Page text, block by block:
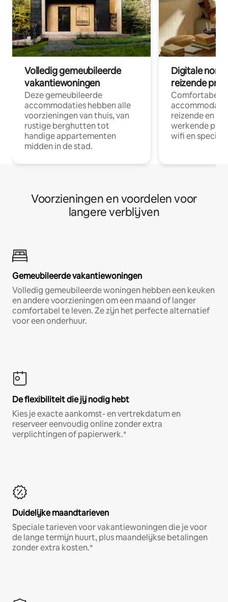
Volledig gemeubileerde
vakantiewoningen
Deze gemeubileerde
accommodaties hebben alle
voorzieningen van thuis, van
rustige berghutten tot
handige appartementen
midden in de stad.
Digitale
reizende
Comfortabele
reizende en
werkende
wifi en
Voorzieningen en voordelen voor
langere verblijven
Gemeubileerde vakantiewoningen
Volledig gemeubileerde woningen hebben een keuken
en andere voorzieningen om een maand of langer
comfortabel te leven. Ze zijn het perfecte alternatief
voor een onderhuur.
De flexibiliteit die jij nodig hebt
Kies je exacte aankomst- en vertrekdatum en
reserveer eenvoudig online zonder extra
verplichtingen of papierwerk.*
Duidelijke maandtarieven
Speciale tarieven voor vakantiewoningen die je voor
de lange termijn huurt, plus maandelijkse betalingen
zonder extra kosten.*